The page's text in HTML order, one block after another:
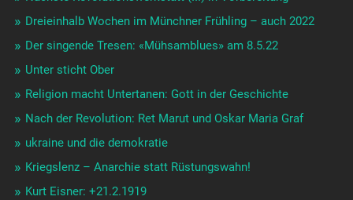
Dreieinhalb Wochen im Münchner Frühling – auch 2022
Der singende Tresen: «Mühsamblues» am 8.5.22
Unter sticht Ober
Religion macht Untertanen: Gott in der Geschichte
Nach der Revolution: Ret Marut und Oskar Maria Graf
ukraine und die demokratie
Kriegslenz – Anarchie statt Rüstungswahn!
Kurt Eisner: +21.2.1919